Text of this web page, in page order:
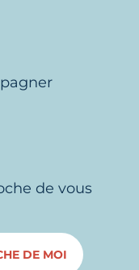
de vous
DE MOI